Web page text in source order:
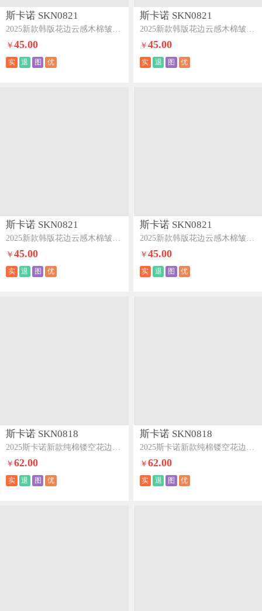
斯卡诺 SKN0821
2025新款韩版花边云感木棉皱皱纱四件套双层纱学生三件套-海盐啵啵蓝
￥45.00
实 退 图 优
斯卡诺 SKN0821
2025新款韩版花边云感木棉皱皱纱四件套双层纱学生三件套-狗狗家族
￥ 45.00
实 退 图 优
斯卡诺 SKN0821
2025新款韩版花边云感木棉皱皱纱四件套双层纱学生三件套-春日小花
￥45.00
实 退 图 优
斯卡诺 SKN0821
2025新款韩版花边云感木棉皱皱纱四件套双层纱三件套-彩格樱桃
￥ 45.00
实 退 图 优
斯卡诺 SKN0818
2025斯卡诺新款纯棉镂空花边木棉皱皱纱四件套-小樱桃
￥62.00
实 退 图 优
斯卡诺 SKN0818
2025斯卡诺新款纯棉镂空花边木棉皱皱纱四件套-奶油派
￥ 62.00
实 退 图 优